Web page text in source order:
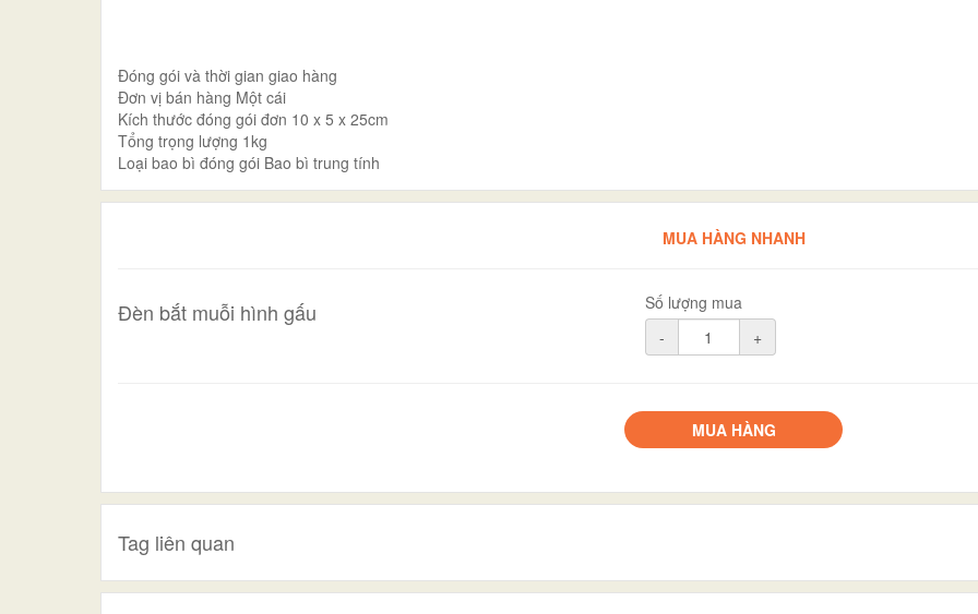
Đóng gói và thời gian giao hàng
Đơn vị bán hàng Một cái
Kích thước đóng gói đơn 10 x 5 x 25cm
Tổng trọng lượng 1kg
Loại bao bì đóng gói Bao bì trung tính
MUA HÀNG NHANH
Đèn bắt muỗi hình gấu
Số lượng mua
-
+
MUA HÀNG
Tag liên quan